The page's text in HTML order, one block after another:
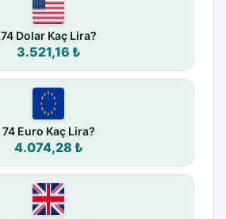
74 Dolar Kaç Lira?
3.521,16 ₺
74 Euro Kaç Lira?
4.074,28 ₺